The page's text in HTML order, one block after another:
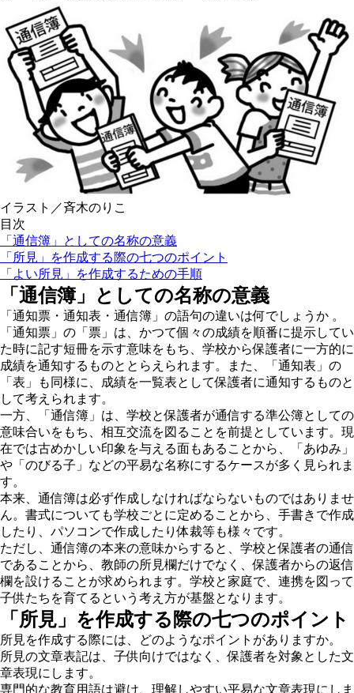
イラスト／斉木のりこ
目次
「通信簿」としての名称の意義
「所見」を作成する際の七つのポイント
「よい所見」を作成するための手順
「通信簿」としての名称の意義
「通知票・通知表・通信簿」の語句の違いは何でしょうか 。
「通知票」の「票」は、かつて個々の成績を順番に提示してい
た時に記す短冊を示す意味をもち、学校から保護者に一方的に
成績を通知するものととらえられます。また、「通知表」の
「表」も同様に、成績を一覧表として保護者に通知するものと
して考えられます。
一方、「通信簿」は、学校と保護者が通信する準公簿としての
意味合いをもち、相互交流を図ることを前提としています。現
在では古めかしい印象を与える面もあることから、「あゆみ」
や「のびる子」などの平易な名称にするケースが多く見られま
す。
本来、通信簿は必ず作成しなければならないものではありませ
ん。書式についても学校ごとに定めることから、手書きで作成
したり、パソコンで作成したり体裁等も様々です。
ただし、通信簿の本来の意味からすると、学校と保護者の通信
であることから、教師の所見欄だけでなく、保護者からの返信
欄を設けることが求められます。学校と家庭で、連携を図って
子供たちを育てるという考え方が基盤となります。
「所見」を作成する際の七つのポイント
所見を作成する際には、どのようなポイントがありますか。
所見の文章表記は、子供向けではなく、保護者を対象とした文
章表現にします。
専門的な教育用語は避け、理解しやすい平易な文章表現にしま